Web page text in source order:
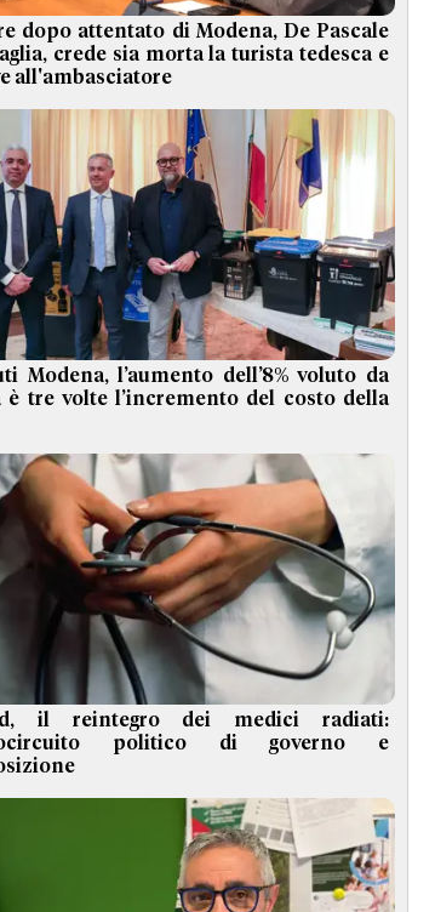
dopo attentato di Modena, De Pascale
crede sia morta la turista tedesca e
all'ambasciatore
Modena, l’aumento dell’8% voluto da
è tre volte l’incremento del costo della
il reintegro dei medici radiati:
politico di governo e